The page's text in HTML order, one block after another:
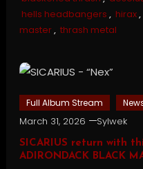
hells headbangers , hirax,
master, thrash metal
Full Album Stream
March 31, 2026 Sylwek
SICARIUS return with
ADIRONDACK BLACK